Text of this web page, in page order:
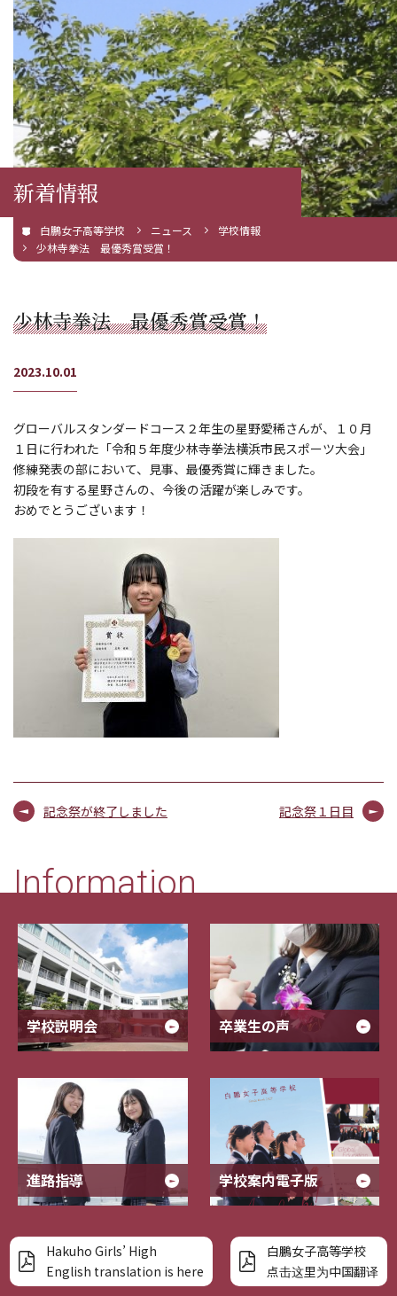
新着情報
白鵬女子高等学校 ニュース
学校情報
少林寺拳法 最優秀賞受賞！
少林寺拳法 最優秀賞受賞！
2023.10.01
グローバルスタンダードコース２年生の星野愛稀さんが、１０月
１日に行われた「令和５年度少林寺拳法横浜市民スポーツ大会」
修練発表の部において、見事、最優秀賞に輝きました。
初段を有する星野さんの、今後の活躍が楽しみです。
おめでとうございます！
記念祭が終了しました 記念祭１日目
Information
学校説明会 卒業生の声
進路指導 学校案内電子版
Hakuho Girls’ High
English translation is here
白鵬女子高等学校
点击这里为中国翻译